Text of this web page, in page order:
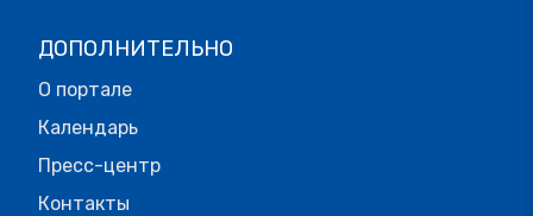
ДОПОЛНИТЕЛЬНО
О портале
Календарь
Пресс-центр
Контакты